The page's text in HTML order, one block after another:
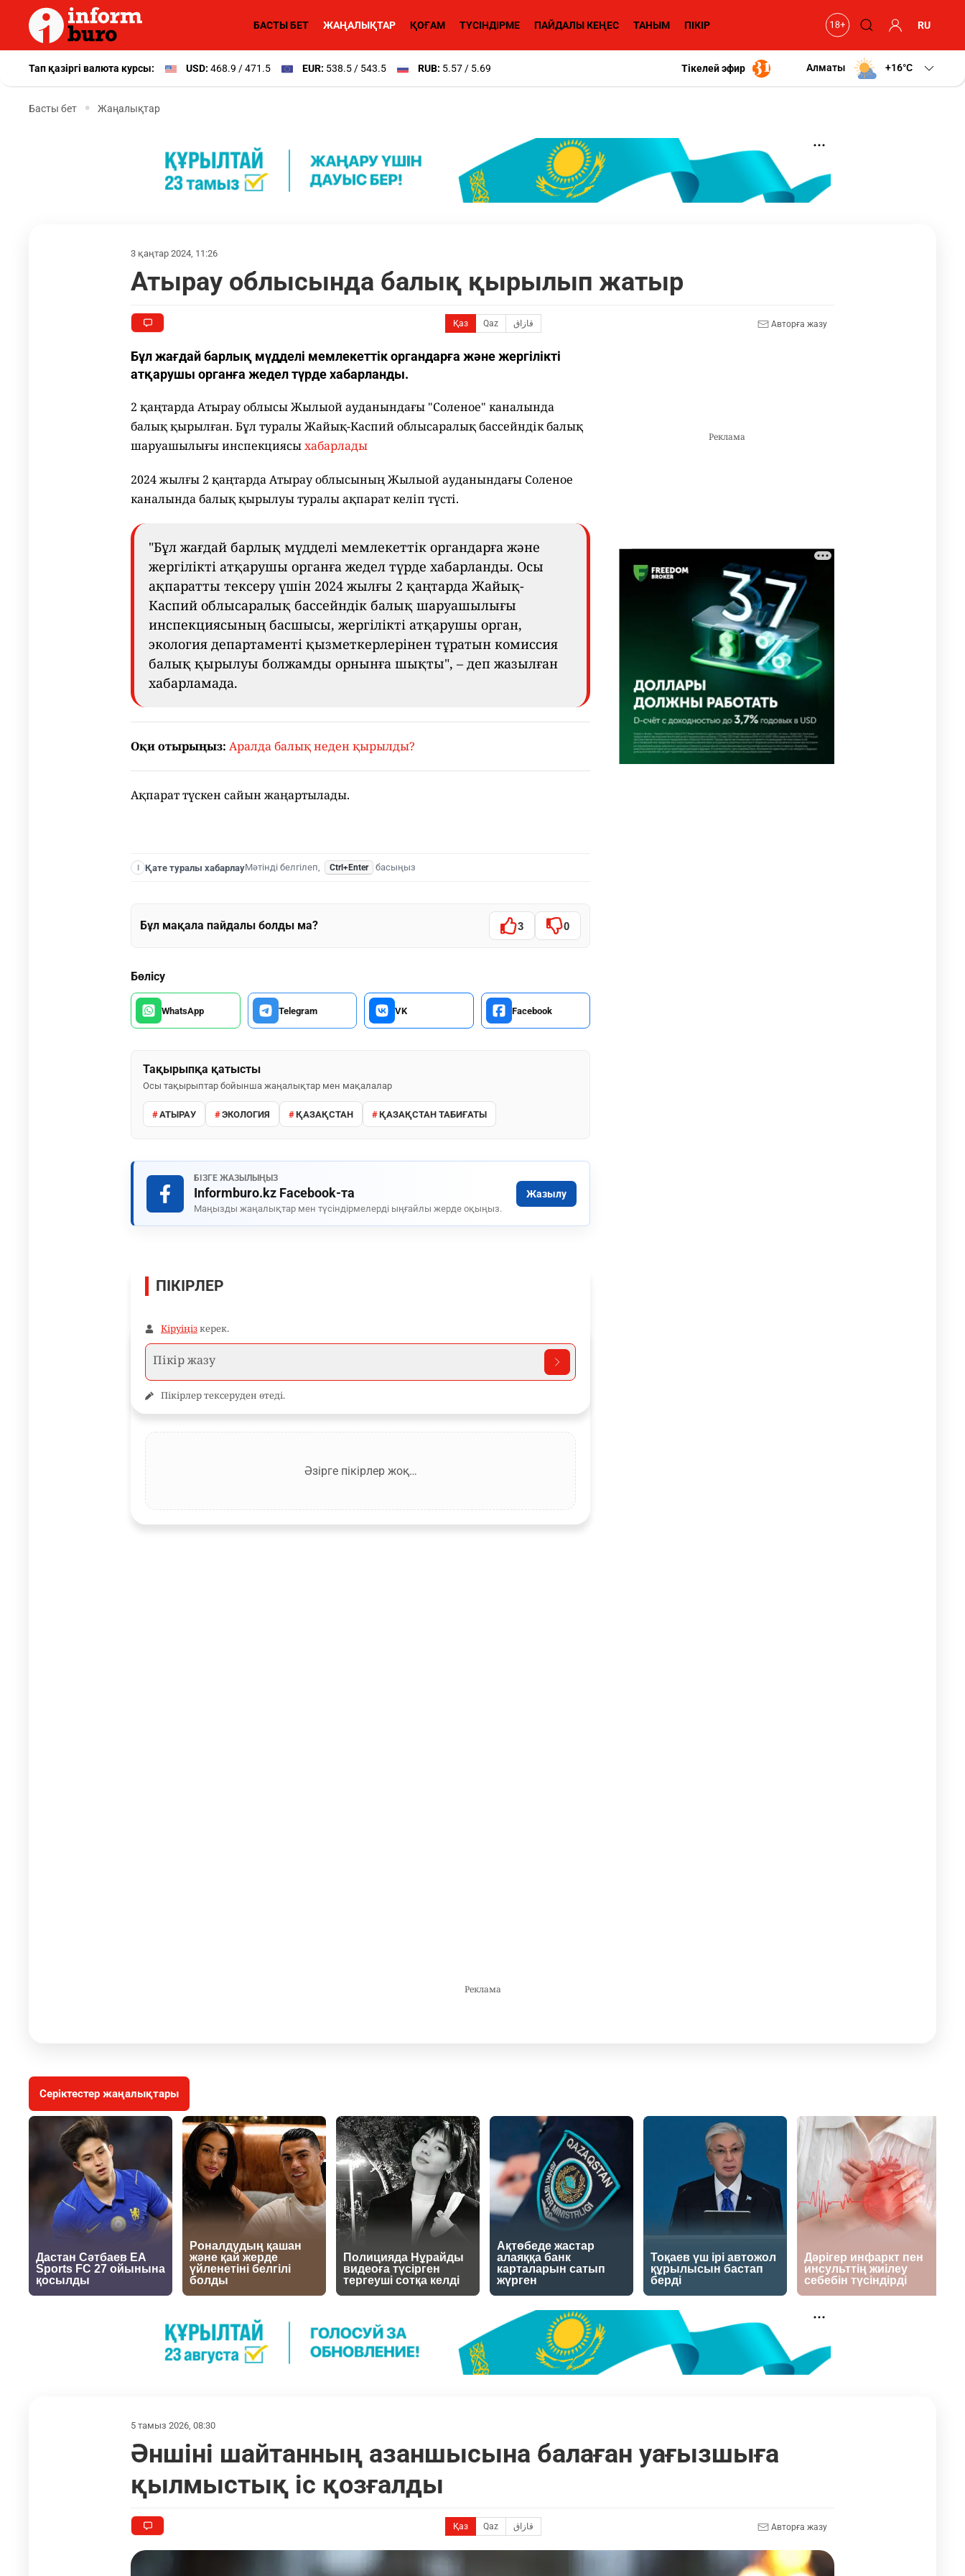
БАСТЫ БЕТ ЖАҢАЛЫҚТАР ҚОҒАМ ТҮСІНДІРМЕ ПАЙДАЛЫ КЕҢЕС ТАНЫМ ПІКІР RU
Тап қазіргі валюта курсы: USD: 468.9 / 471.5 EUR: 538.5 / 543.5 RUB: 5.57 / 5.69 Тікелей эфир Алматы +16 C
Басты бет Жаңалықтар
3 қаңтар 2024, 11:26
Атырау облысында балық қырылып жатыр
Қаз Qaz قازاق Авторға жазу
Бұл жағдай барлық мүдделі мемлекеттік органдарға және жергілікті
атқарушы органға жедел түрде хабарланды.
2 қаңтарда Атырау облысы Жылыой ауданындағы "Соленое" каналында
балық қырылған. Бұл туралы Жайық-Каспий облысаралық бассейндік балық
шаруашылығы инспекциясыхабарлады
2024 жылғы 2 қаңтарда Атырау облысының Жылыой ауданындағы Соленое
каналында балық қырылуы туралы ақпарат келіп түсті.
"Бұл жағдай барлық мүдделі мемлекеттік органдарға және
жергілікті атқарушы органға жедел түрде хабарланды. Осы
ақпаратты тексеру үшін 2024 жылғы 2 қаңтарда Жайық-
Каспий облысаралық бассейндік балық шаруашылығы
инспекциясының басшысы, жергілікті атқарушы орган,
экология департаменті қызметкерлерінен тұратын комиссия
балық қырылуы болжамды орнынға шықты", – деп жазылған
хабарламада.
Оқи отырыңыз: Аралда балық неден қырылды?
Ақпарат түскен сайын жаңартылады.
I Қате туралы хабарлауМәтінді белгілеп, Ctrl+Enter басыңыз
Бұл мақала пайдалы болды ма? 3 0
Бөлісу
WhatsApp Telegram VK Facebook
Тақырыпқа қатысты
Осы тақырыптар бойынша жаңалықтар мен мақалалар
АТЫРАУ ЭКОЛОГИЯ ҚАЗАҚСТАН ҚАЗАҚСТАН ТАБИҒАТЫ
БІЗГЕ ЖАЗЫЛЫҢЫЗ
Informburo.kz Facebook-та
Маңызды жаңалықтар мен түсіндірмелерді ыңғайлы жерде оқыңыз.
Жазылу
ПІКІРЛЕР
Кіруіңізкерек.
Пікірлер тексеруден өтеді.
Әзірге пікірлер жоқ…
Серіктестер жаңалықтары
5 тамыз 2026, 08:30
Әншіні шайтанның азаншысына балаған уағызшыға
қылмыстық іс қозғалды
Қаз Qaz قازاق Авторға жазу